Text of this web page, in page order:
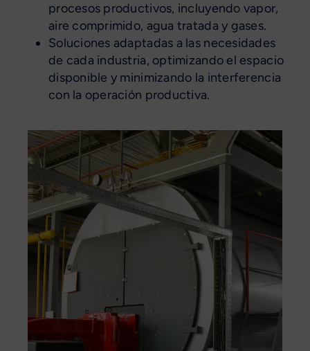
procesos productivos, incluyendo vapor,
aire comprimido, agua tratada y gases.
Soluciones adaptadas a las necesidades
de cada industria, optimizando el espacio
disponible y minimizando la interferencia
con la operación productiva.